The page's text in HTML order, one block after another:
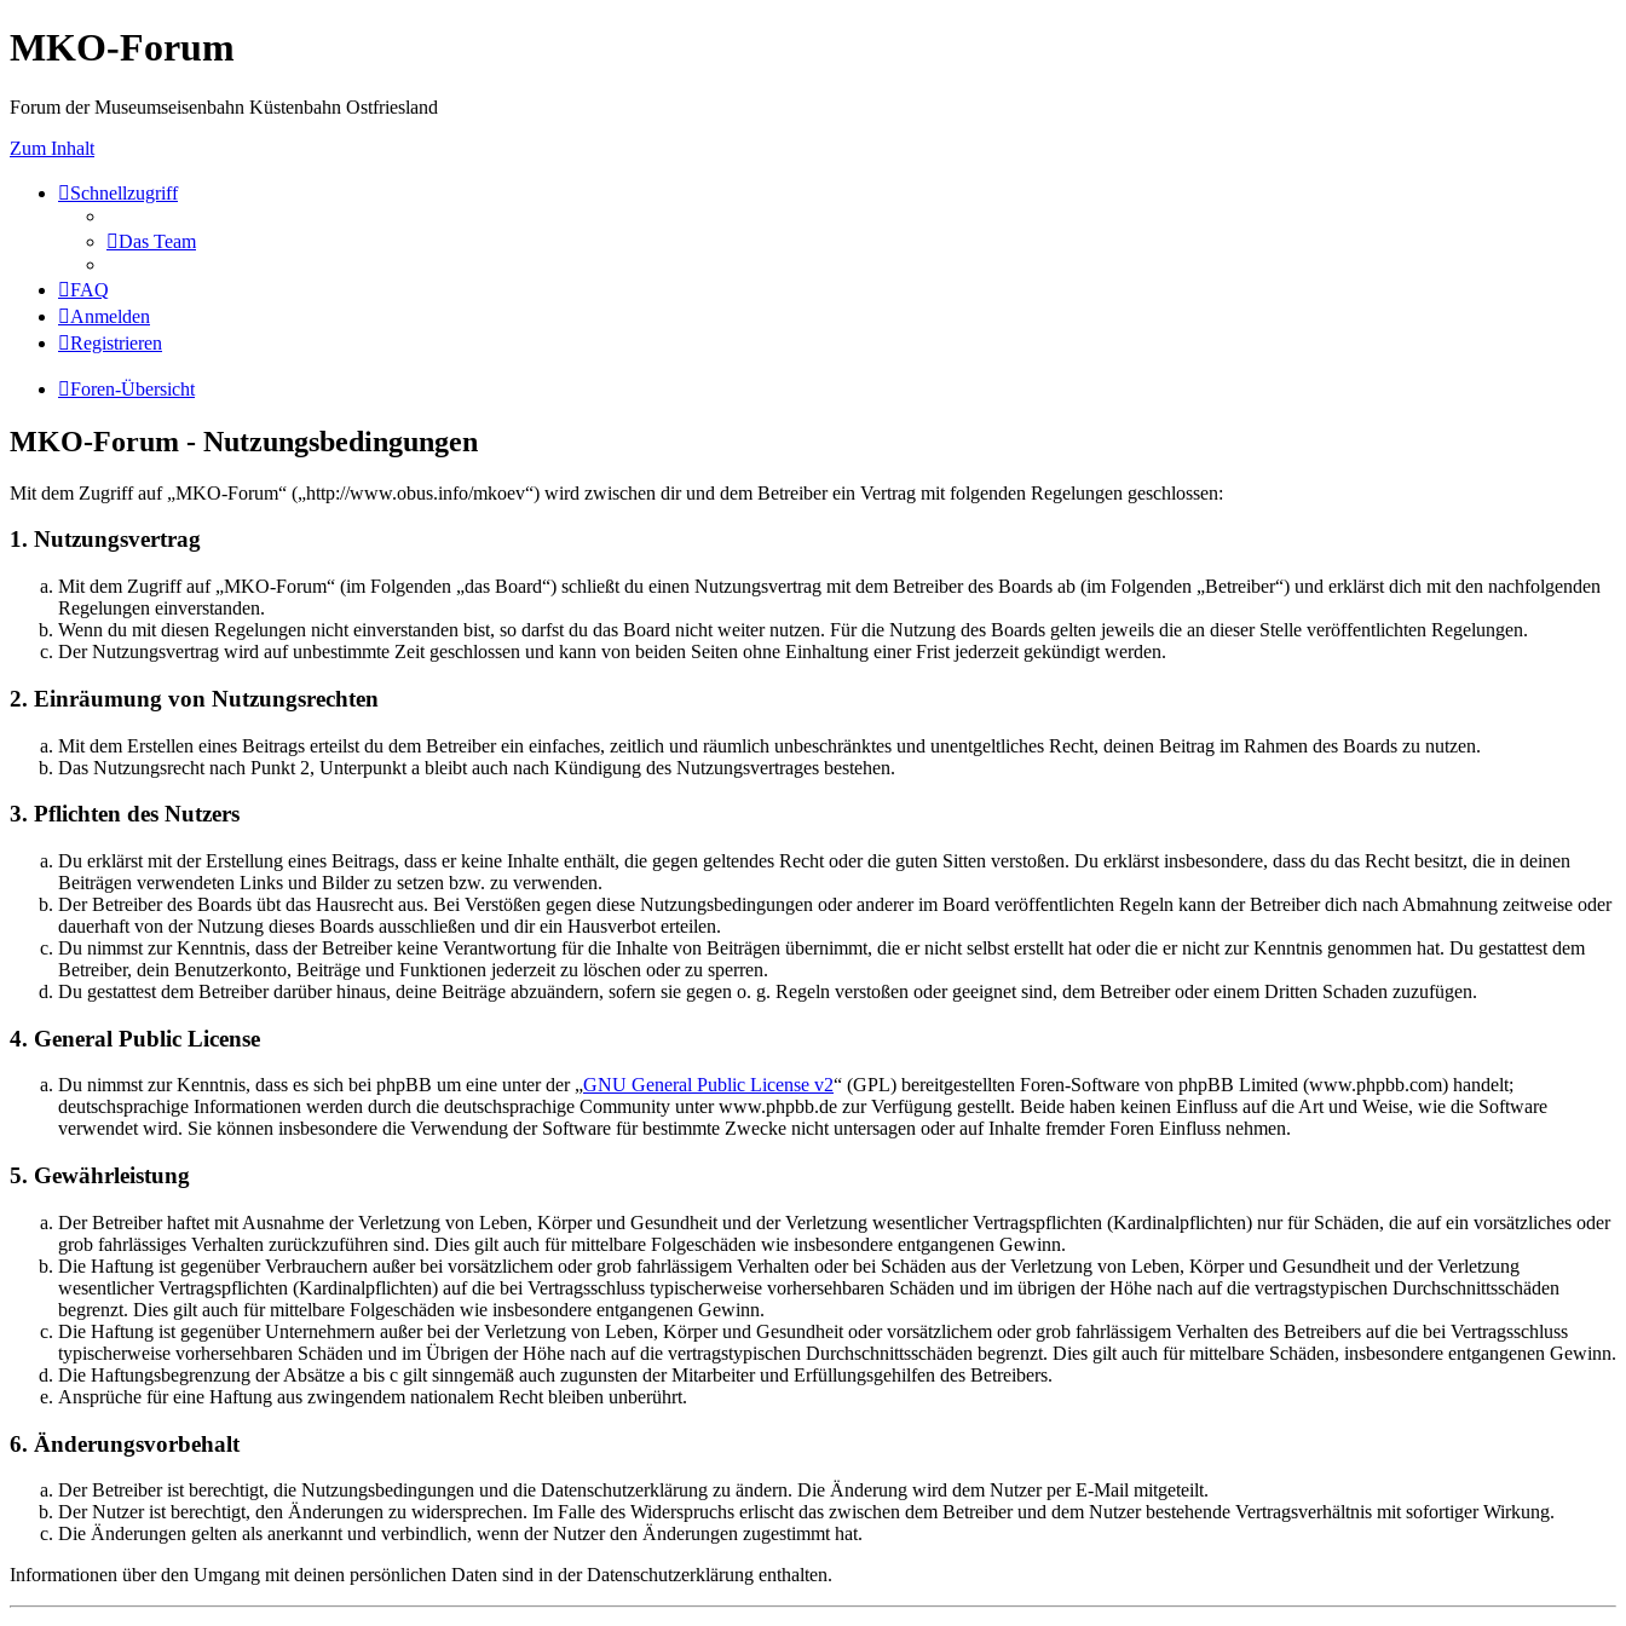
MKO-Forum
Forum der Museumseisenbahn Küstenbahn Ostfriesland
Zum Inhalt
Schnellzugriff
Das Team
FAQ
Anmelden
Registrieren
Foren-Übersicht
MKO-Forum - Nutzungsbedingungen
Mit dem Zugriff auf „MKO-Forum“ („http://www.obus.info/mkoev“) wird zwischen dir und dem Betreiber ein Vertrag mit folgenden Regelungen geschlossen:
1. Nutzungsvertrag
Mit dem Zugriff auf „MKO-Forum“ (im Folgenden „das Board“) schließt du einen Nutzungsvertrag mit dem Betreiber des Boards ab (im Folgenden „Betreiber“) und erklärst dich mit den nachfolgenden
Regelungen einverstanden.
Wenn du mit diesen Regelungen nicht einverstanden bist, so darfst du das Board nicht weiter nutzen. Für die Nutzung des Boards gelten jeweils die an dieser Stelle veröffentlichten Regelungen.
Der Nutzungsvertrag wird auf unbestimmte Zeit geschlossen und kann von beiden Seiten ohne Einhaltung einer Frist jederzeit gekündigt werden.
2. Einräumung von Nutzungsrechten
Mit dem Erstellen eines Beitrags erteilst du dem Betreiber ein einfaches, zeitlich und räumlich unbeschränktes und unentgeltliches Recht, deinen Beitrag im Rahmen des Boards zu nutzen.
Das Nutzungsrecht nach Punkt 2, Unterpunkt a bleibt auch nach Kündigung des Nutzungsvertrages bestehen.
3. Pflichten des Nutzers
Du erklärst mit der Erstellung eines Beitrags, dass er keine Inhalte enthält, die gegen geltendes Recht oder die guten Sitten verstoßen. Du erklärst insbesondere, dass du das Recht besitzt, die in deinen
Beiträgen verwendeten Links und Bilder zu setzen bzw. zu verwenden.
Der Betreiber des Boards übt das Hausrecht aus. Bei Verstößen gegen diese Nutzungsbedingungen oder anderer im Board veröffentlichten Regeln kann der Betreiber dich nach Abmahnung zeitweise oder
dauerhaft von der Nutzung dieses Boards ausschließen und dir ein Hausverbot erteilen.
Du nimmst zur Kenntnis, dass der Betreiber keine Verantwortung für die Inhalte von Beiträgen übernimmt, die er nicht selbst erstellt hat oder die er nicht zur Kenntnis genommen hat. Du gestattest dem
Betreiber, dein Benutzerkonto, Beiträge und Funktionen jederzeit zu löschen oder zu sperren.
Du gestattest dem Betreiber darüber hinaus, deine Beiträge abzuändern, sofern sie gegen o. g. Regeln verstoßen oder geeignet sind, dem Betreiber oder einem Dritten Schaden zuzufügen.
4. General Public License
Du nimmst zur Kenntnis, dass es sich bei phpBB um eine unter der „GNU General Public License v2“ (GPL) bereitgestellten Foren-Software von phpBB Limited (www.phpbb.com) handelt;
deutschsprachige Informationen werden durch die deutschsprachige Community unter www.phpbb.de zur Verfügung gestellt. Beide haben keinen Einfluss auf die Art und Weise, wie die Software
verwendet wird. Sie können insbesondere die Verwendung der Software für bestimmte Zwecke nicht untersagen oder auf Inhalte fremder Foren Einfluss nehmen.
5. Gewährleistung
Der Betreiber haftet mit Ausnahme der Verletzung von Leben, Körper und Gesundheit und der Verletzung wesentlicher Vertragspflichten (Kardinalpflichten) nur für Schäden, die auf ein vorsätzliches oder
grob fahrlässiges Verhalten zurückzuführen sind. Dies gilt auch für mittelbare Folgeschäden wie insbesondere entgangenen Gewinn.
Die Haftung ist gegenüber Verbrauchern außer bei vorsätzlichem oder grob fahrlässigem Verhalten oder bei Schäden aus der Verletzung von Leben, Körper und Gesundheit und der Verletzung
wesentlicher Vertragspflichten (Kardinalpflichten) auf die bei Vertragsschluss typischerweise vorhersehbaren Schäden und im übrigen der Höhe nach auf die vertragstypischen Durchschnittsschäden
begrenzt. Dies gilt auch für mittelbare Folgeschäden wie insbesondere entgangenen Gewinn.
Die Haftung ist gegenüber Unternehmern außer bei der Verletzung von Leben, Körper und Gesundheit oder vorsätzlichem oder grob fahrlässigem Verhalten des Betreibers auf die bei Vertragsschluss
typischerweise vorhersehbaren Schäden und im Übrigen der Höhe nach auf die vertragstypischen Durchschnittsschäden begrenzt. Dies gilt auch für mittelbare Schäden, insbesondere entgangenen Gewinn.
Die Haftungsbegrenzung der Absätze a bis c gilt sinngemäß auch zugunsten der Mitarbeiter und Erfüllungsgehilfen des Betreibers.
Ansprüche für eine Haftung aus zwingendem nationalem Recht bleiben unberührt.
6. Änderungsvorbehalt
Der Betreiber ist berechtigt, die Nutzungsbedingungen und die Datenschutzerklärung zu ändern. Die Änderung wird dem Nutzer per E-Mail mitgeteilt.
Der Nutzer ist berechtigt, den Änderungen zu widersprechen. Im Falle des Widerspruchs erlischt das zwischen dem Betreiber und dem Nutzer bestehende Vertragsverhältnis mit sofortiger Wirkung.
Die Änderungen gelten als anerkannt und verbindlich, wenn der Nutzer den Änderungen zugestimmt hat.
Informationen über den Umgang mit deinen persönlichen Daten sind in der Datenschutzerklärung enthalten.